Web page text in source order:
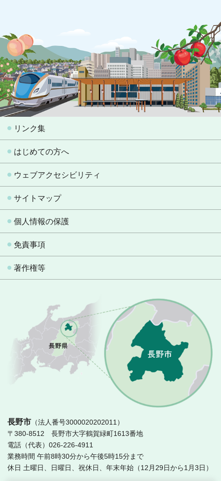
リンク集
はじめての方へ
ウェブアクセシビリティ
サイトマップ
個人情報の保護
免責事項
著作権等
長野市 （法人番号3000020202011）
〒380-8512 長野市大字鶴賀緑町1613番地
電話（代表）026-226-4911
業務時間 午前8時30分から午後5時15分まで
休日 土曜日、日曜日、祝休日、年末年始（12月29日から1月3日）